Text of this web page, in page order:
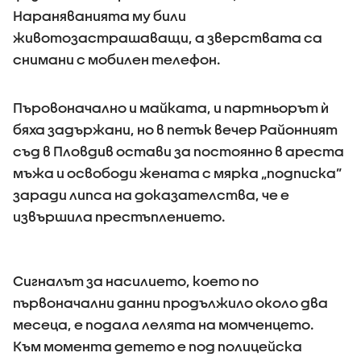
Нараняванията му били
животозастрашаващи, а зверствата са
снимани с мобилен телефон.
Пъровоначално и майката, и партньорът ѝ
бяха задържани, но в петък вечер Районният
съд в Пловдив остави за постоянно в ареста
мъжа и освободи жената с мярка „подписка”
заради липса на доказателства, че е
извършила престъплението.
Сигналът за насилието, което по
първоначални данни продължило около два
месеца, е подала лелята на момченцето.
Към момента детето е под полицейска